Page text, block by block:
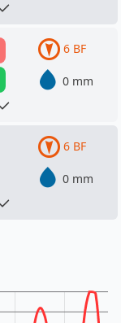
6 BF
0 mm
6 BF
0 mm